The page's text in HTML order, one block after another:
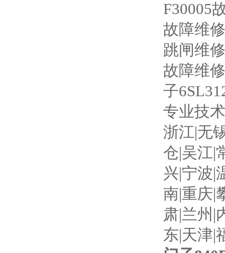
F30005
故障维
跳闸维
故障维
子
专业技
浙江|无
仓|吴江|
兴|宁波|
南|重庆|
肃|兰州|
东|天津|